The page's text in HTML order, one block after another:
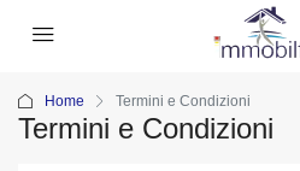
Home Termini e Condizioni
Termini e Condizioni